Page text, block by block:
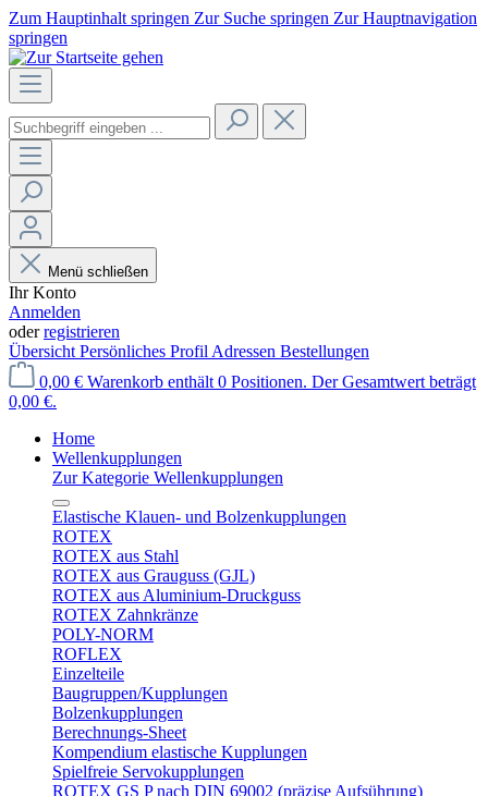
Zum Hauptinhalt springen Zur Suche springen Zur Hauptnavigation
springen
Menü schließen
Ihr Konto
Anmelden
oderregistrieren
Übersicht Persönliches Profil Adressen Bestellungen
0,00 € Warenkorb enthält 0 Positionen. Der Gesamtwert beträgt
0,00 €.
Home
Wellenkupplungen
Zur Kategorie Wellenkupplungen
Elastische Klauen- und Bolzenkupplungen
ROTEX
ROTEX aus Stahl
ROTEX aus Grauguss (GJL)
ROTEX aus Aluminium-Druckguss
ROTEX Zahnkränze
POLY-NORM
ROFLEX
Einzelteile
Baugruppen/Kupplungen
Bolzenkupplungen
Berechnungs-Sheet
Kompendium elastische Kupplungen
Spielfreie Servokupplungen
ROTEX GS P nach DIN 69002 (präzise Aufsührung)